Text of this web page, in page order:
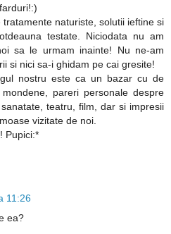
naturiste, solutii ieftine si
testate. Niciodata nu am
sa le urmam inainte! Nu ne-am
si nici sa-i ghidam pe cai gresite!
nostru este ca un bazar cu de
pareri personale despre
teatru, film, dar si impresii
vizitate de noi.
Pupici:*
11:26
ea?